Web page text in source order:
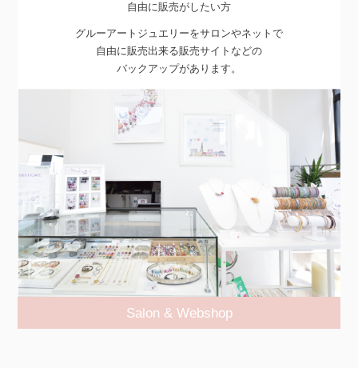
自由に販売がしたい方
グルーアートジュエリーをサロンやネットで
自由に販売出来る販売サイトなどの
バックアップがあります。
Salon & Webshop